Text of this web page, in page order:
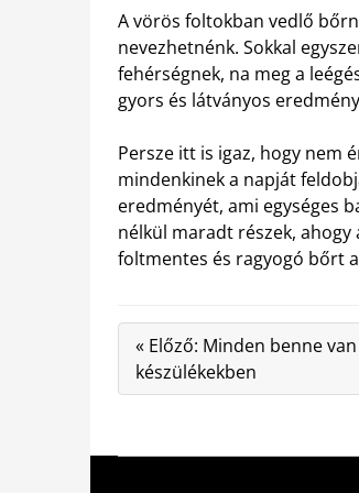
A vörös foltokban vedlő
nevezhetnénk. Sokkal
fehérségnek, na meg a
gyors és látványos
Persze itt is igaz, hogy nem
mindenkinek a napját
eredményét, ami egységes
nélkül maradt részek,
foltmentes és ragyogó bőrt
« Előző: Minden benne
készülékekben